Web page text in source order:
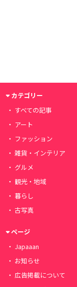
カテゴリー
すべての記事
アート
ファッション
雑貨・インテリア
グルメ
観光・地域
暮らし
古写真
ページ
Japaaan
お知らせ
広告掲載について